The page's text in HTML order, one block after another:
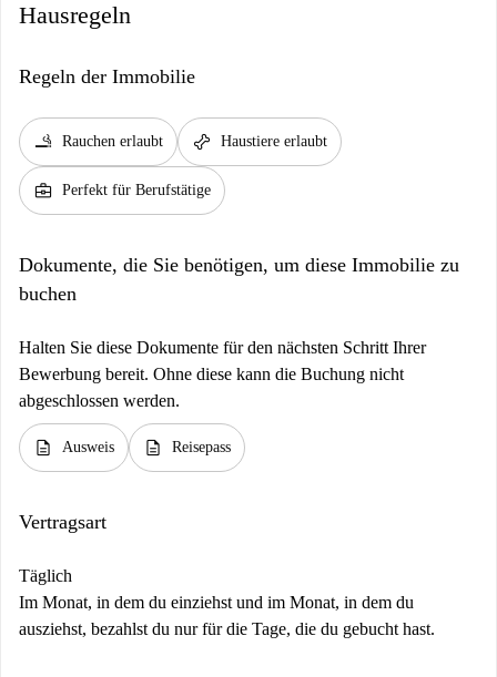
Hausregeln
Regeln der Immobilie
smoking_rooms Rauchen erlaubt pet_supplies Haustiere erlaubt
business_center Perfekt für Berufstätige
Dokumente, die Sie benötigen, um diese Immobilie zu
buchen
Halten Sie diese Dokumente für den nächsten Schritt Ihrer
Bewerbung bereit. Ohne diese kann die Buchung nicht
abgeschlossen werden.
description Ausweis description Reisepass
Vertragsart
Täglich
Im Monat, in dem du einziehst und im Monat, in dem du
ausziehst, bezahlst du nur für die Tage, die du gebucht hast.